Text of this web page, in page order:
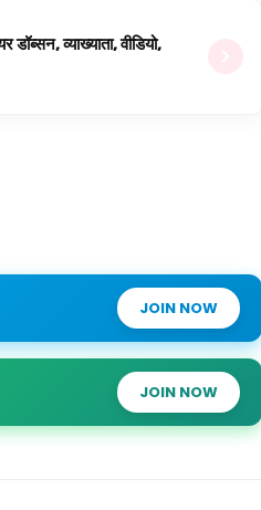
व्याख्याता, वीडियो,
JOIN NOW
JOIN NOW